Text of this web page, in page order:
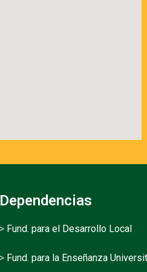
Dependencias
> Fund. para el Desarrollo Local
> Fund. para la Enseñanza